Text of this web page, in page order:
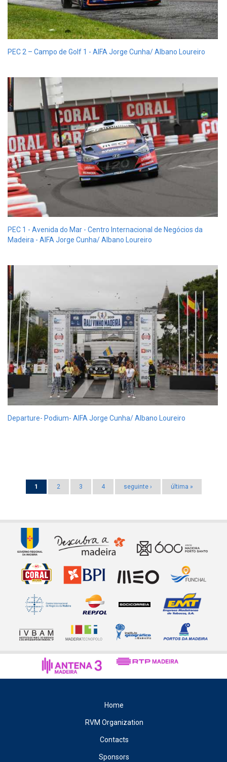
PEC 2 – Campo de Golf 1 - AIFA Jorge Cunha/ Albano Loureiro
PEC 1 - Avenida do Mar - Centro Internacional de Negócios da
Madeira - AIFA Jorge Cunha/ Albano Loureiro
Departure- Podium- AIFA Jorge Cunha/ Albano Loureiro
1 2 3 4 seguinte › última »
Home
RVM Organization
Contacts
Sponsors